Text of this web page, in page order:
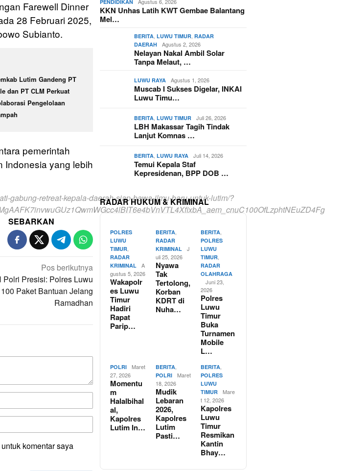
Farewell Dinner
28 Februari 2025,
Subianto.
Lutim Gandeng PT
dan PT CLM Perkuat
Pengelolaan
pemerintah
Indonesia yang lebih
gabung-retreat-kepala-daerah-siap-bawa-ilmu-baru-untuk-lutim/?
SEBARKAN
Pos berikutnya
Polri Presisi: Polres Luwu
Paket Bantuan Jelang
Ramadhan
komentar saya
PENDIDIKAN
Agustus 6, 2026
KKN Unhas Latih KWT Gembae Balantang
Mel…
BERITA,LUWU TIMUR,RADAR
DAERAH
Agustus 2, 2026
Nelayan Nakal Ambil Solar
Tanpa Melaut, …
LUWU RAYA Agustus 1, 2026
Muscab I Sukses Digelar, INKAI
Luwu Timu…
BERITA,LUWU TIMUR Juli 26, 2026
LBH Makassar Tagih Tindak
Lanjut Komnas …
BERITA,LUWU RAYA Juli 14, 2026
Temui Kepala Staf
Kepresidenan, BPP DOB …
RADAR HUKUM & KRIMINAL
POLRES
LUWU
TIMUR,
RADAR
KRIMINAL
A
gustus 5, 2026
Wakapolr
es Luwu
Timur
Hadiri
Rapat
Parip…
BERITA,
RADAR
KRIMINAL
J
uli 25, 2026
Nyawa
Tak
Tertolong,
Korban
KDRT di
Nuha…
BERITA,
POLRES
LUWU
TIMUR,
RADAR
OLAHRAGA
Juni 23,
2026
Polres
Luwu
Timur
Buka
Turnamen
Mobile
L…
POLRI
Maret
27, 2026
Momentu
m
Halalbihal
al,
Kapolres
Lutim In…
BERITA,
POLRI
Maret
18, 2026
Mudik
Lebaran
2026,
Kapolres
Lutim
Pasti…
BERITA,
POLRES
LUWU
TIMUR
Mare
t 12, 2026
Kapolres
Luwu
Timur
Resmikan
Kantin
Bhay…